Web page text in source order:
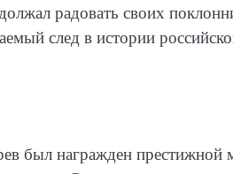
радовать своих
след в истории
был награжден престижной